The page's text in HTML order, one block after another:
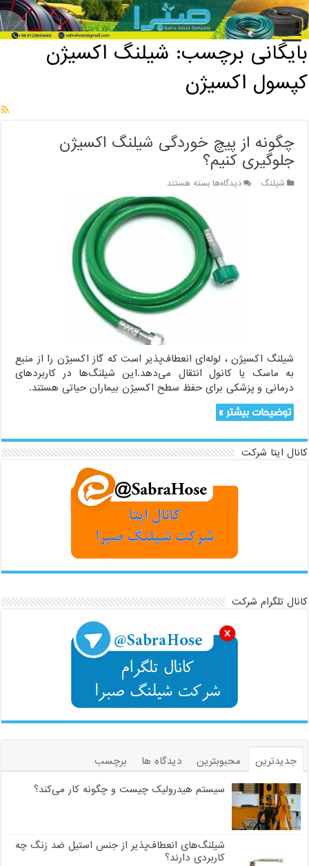
خانه / بایگانی برچسب: شیلنگ اکسیژن کپسول اکسیژن
بایگانی برچسب: شیلنگ اکسیژن
کپسول اکسیژن
چگونه از پیچ خوردگی شیلنگ اکسیژن
جلوگیری کنیم؟
شیلنگ دیدگاه‌هابرای
پیچ
خوردگی
شیلنگ
اکسیژن
جلوگیری
کنیم؟
بسته هستند
شیلنگ اکسیژن ، لوله‌ای انعطاف‌پذیر است که گاز اکسیژن را از منبع
به ماسک یا کانول انتقال می‌دهد.این شیلنگ‌ها در کاربردهای
درمانی و پزشکی برای حفظ سطح اکسیژن بیماران حیاتی هستند.
توضیحات بیشتر »
کانال ایتا شرکت
کانال تلگرام شرکت
جدیدترین محبوبترین دیدگاه ها
برچسب
سیستم هیدرولیک چیست و چگونه کار می‌کند؟
شیلنگ‌های انعطاف‌پذیر از جنس استیل ضد زنگ چه
کاربردی دارند؟